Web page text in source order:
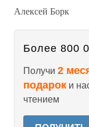
Алексей Борк
Более 800
Получи 2
подарок и
чтением